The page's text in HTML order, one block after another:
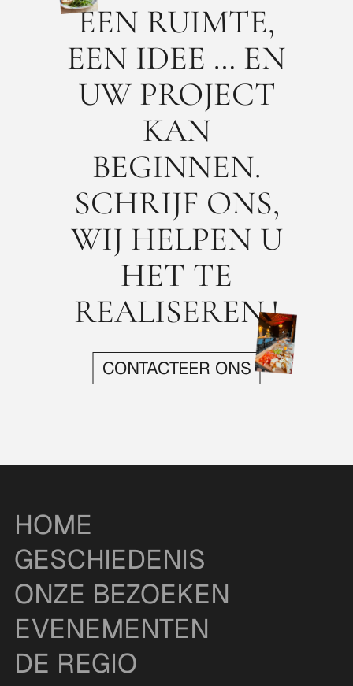
EEN RUIMTE,
EEN IDEE … EN
UW PROJECT
KAN
BEGINNEN.
SCHRIJF ONS,
WIJ HELPEN U
HET TE
REALISEREN !
CONTACTEER ONS
HOME
GESCHIEDENIS
ONZE BEZOEKEN
EVENEMENTEN
DE REGIO